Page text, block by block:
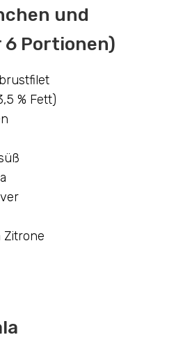
und
6 Portionen)
% Fett)
Zitrone